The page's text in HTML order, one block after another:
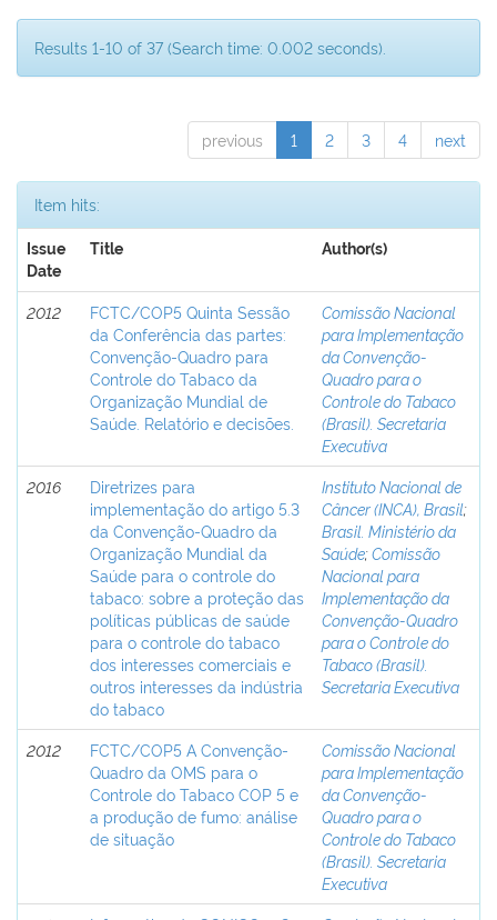
Results 1-10 of 37 (Search time: 0.002 seconds).
previous 1 2 3 4 next
Item hits:
Issue
Date
Title Author(s)
2012
FCTC/COP5 Quinta Sessão
da Conferência das partes:
Convenção-Quadro para
Controle do Tabaco da
Organização Mundial de
Saúde. Relatório e decisões.
Comissão Nacional
para Implementação
da Convenção-
Quadro para o
Controle do Tabaco
(Brasil). Secretaria
Executiva
2016
Diretrizes para
implementação do artigo 5.3
da Convenção-Quadro da
Organização Mundial da
Saúde para o controle do
tabaco: sobre a proteção das
políticas públicas de saúde
para o controle do tabaco
dos interesses comerciais e
outros interesses da indústria
do tabaco
Instituto Nacional de
Câncer (INCA), Brasil;
Brasil. Ministério da
Saúde;Comissão
Nacional para
Implementação da
Convenção-Quadro
para o Controle do
Tabaco (Brasil).
Secretaria Executiva
2012
FCTC/COP5 A Convenção-
Quadro da OMS para o
Controle do Tabaco COP 5 e
a produção de fumo: análise
de situação
Comissão Nacional
para Implementação
da Convenção-
Quadro para o
Controle do Tabaco
(Brasil). Secretaria
Executiva